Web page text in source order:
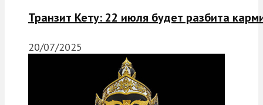
Транзит Кету: 22 июля будет разбита
20/07/2025